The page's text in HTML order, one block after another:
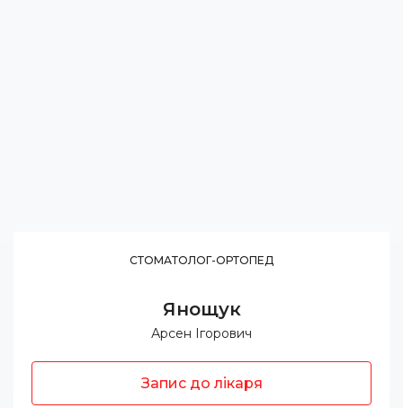
СТОМАТОЛОГ-ОРТОПЕД
Янощук
Арсен Ігорович
Запис до лікаря